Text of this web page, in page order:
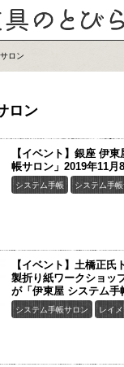
ロン
ロン
【イベント】銀座 伊
帳サロン」2019年11月
システム手帳 システム手
【イベント】土橋正氏
製折り紙ワークショッ
が「伊東屋 システム手
システム手帳サロン レイ